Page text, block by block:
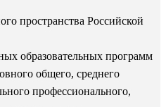
пространства Российской
образовательных программ
общего, среднего
профессионального,